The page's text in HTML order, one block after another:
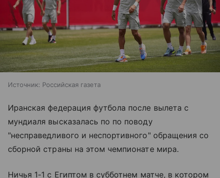
Источник: Российская газета
Иранская федерация футбола после вылета с
мундиаля высказалась по по поводу
"несправедливого и неспортивного" обращения со
сборной страны на этом чемпионате мира.
Ничья 1-1 с Египтом в субботнем матче, в котором